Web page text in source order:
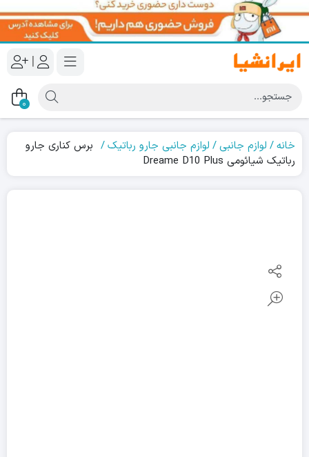
|
0
خانه لوازم جانبی لوازم جانبی جارو رباتیک
برس کناری جارو
رباتیک شیائومی Dreame D10 Plus